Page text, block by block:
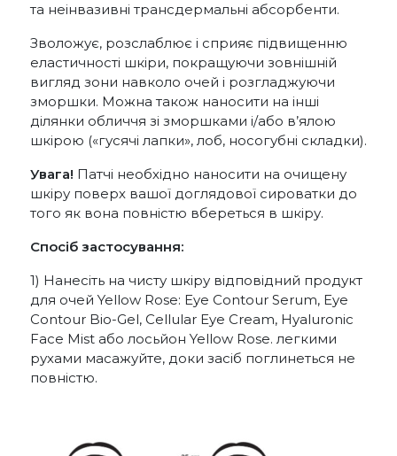
та неінвазивні трансдермальні абсорбенти.
Зволожує, розслаблює і сприяє підвищенню
еластичності шкіри, покращуючи зовнішній
вигляд зони навколо очей і розгладжуючи
зморшки. Можна також наносити на інші
ділянки обличчя зі зморшками і/або в’ялою
шкірою («гусячі лапки», лоб, носогубні складки).
Увага! Патчі необхідно наносити на очищену
шкіру поверх вашої доглядової сироватки до
того як вона повністю вбереться в шкіру.
Спосіб застосування:
1) Нанесіть на чисту шкіру відповідний продукт
для очей Yellow Rose: Eye Contour Serum, Eye
Contour Bio-Gel, Cellular Eye Cream, Hyaluronic
Face Mist або лосьйон Yellow Rose. легкими
рухами масажуйте, доки засіб поглинеться не
повністю.